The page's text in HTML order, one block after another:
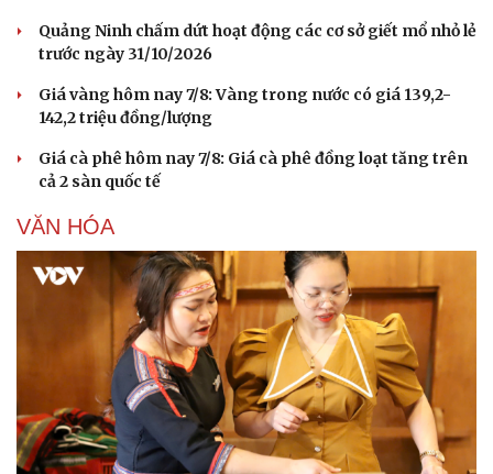
Săn Tour
Podcast
Câu chuyện thời sự
Đọc truyện đêm khuya
Cửa sổ tình yêu
Kể chuyện cho bé
Hạt giống tâm hồn
Quảng Ninh chấm dứt hoạt động các cơ sở giết mổ nhỏ lẻ
trước ngày 31/10/2026
Giá vàng hôm nay 7/8: Vàng trong nước có giá 139,2-
142,2 triệu đồng/lượng
Giá cà phê hôm nay 7/8: Giá cà phê đồng loạt tăng trên
cả 2 sàn quốc tế
VĂN HÓA